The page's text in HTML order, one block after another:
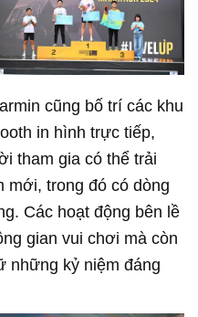
cũng bố trí các khu
in hình trực tiếp,
tham gia có thể trải
mới, trong đó có dòng
Các hoạt động bên lề
gian vui chơi mà còn
những kỷ niệm đáng